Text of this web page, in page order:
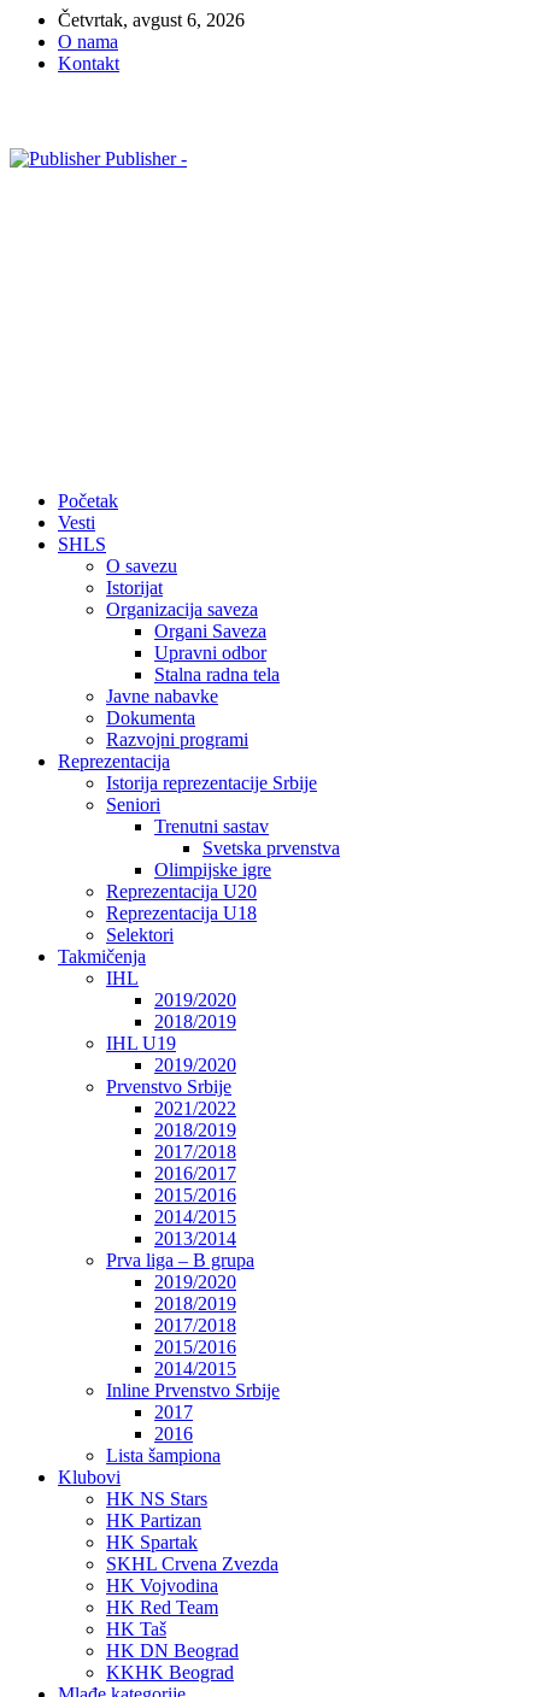
Četvrtak, avgust 6, 2026
O nama
Kontakt
Publisher -
Početak
Vesti
SHLS
O savezu
Istorijat
Organizacija saveza
Organi Saveza
Upravni odbor
Stalna radna tela
Javne nabavke
Dokumenta
Razvojni programi
Reprezentacija
Istorija reprezentacije Srbije
Seniori
Trenutni sastav
Svetska prvenstva
Olimpijske igre
Reprezentacija U20
Reprezentacija U18
Selektori
Takmičenja
IHL
2019/2020
2018/2019
IHL U19
2019/2020
Prvenstvo Srbije
2021/2022
2018/2019
2017/2018
2016/2017
2015/2016
2014/2015
2013/2014
Prva liga – B grupa
2019/2020
2018/2019
2017/2018
2015/2016
2014/2015
Inline Prvenstvo Srbije
2017
2016
Lista šampiona
Klubovi
HK NS Stars
HK Partizan
HK Spartak
SKHL Crvena Zvezda
HK Vojvodina
HK Red Team
HK Taš
HK DN Beograd
KKHK Beograd